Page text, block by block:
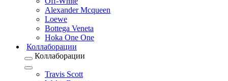
Alexander Mcqueen
Loewe
Bottega Veneta
Hoka One One
Коллаборации
Коллаборации
Travis Scott